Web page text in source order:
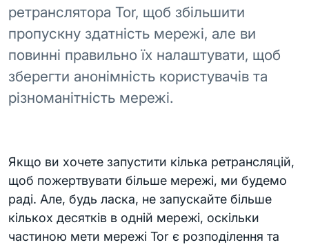
ретранслятора Tor, щоб збільшити
пропускну здатність мережі, але ви
повинні правильно їх налаштувати, щоб
зберегти анонімність користувачів та
різноманітність мережі.
Якщо ви хочете запустити кілька ретрансляцій,
щоб пожертвувати більше мережі, ми будемо
раді. Але, будь ласка, не запускайте більше
кількох десятків в одній мережі, оскільки
частиною мети мережі Tor є розподілення та